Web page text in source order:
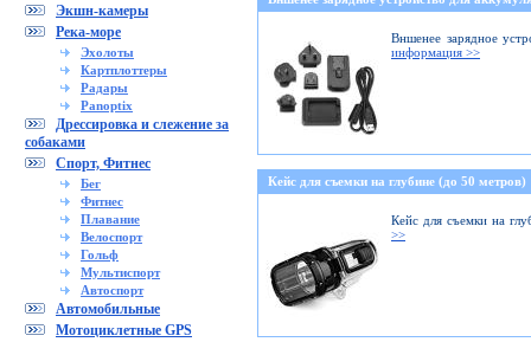
Экшн-камеры
Река-море
Эхолоты
Картплоттеры
Радары
Panoptix
Дрессировка и слежение за
собаками
Спорт, Фитнес
Бег
Фитнес
Плавание
Велоспорт
Гольф
Мультиспорт
Автоспорт
Автомобильные
Мотоциклетные GPS
Вншенее зарядное
информация >>
Кейс для съемки на глубине (до 50 метров)
Кейс для съемки на
>>